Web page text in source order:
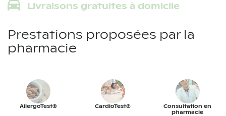
Livraisons gratuites à domicile
Prestations proposées par la
pharmacie
AllergoTest® CardioTest®
Consultation en
pharmacie